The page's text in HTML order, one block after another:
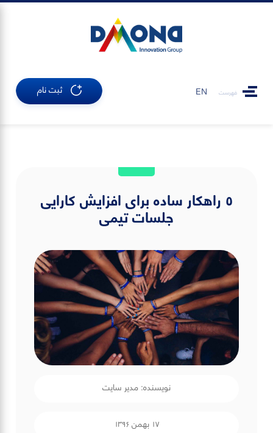
فهرست EN ثبت نام
٥ راهکار ساده برای افزایش کارایی
جلسات تیمی
نویسنده: مدیر سایت
۱۷ بهمن ۱۳۹۶